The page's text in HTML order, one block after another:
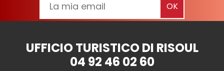
UFFICIO TURISTICO DI RISOUL
04 92 46 02 60